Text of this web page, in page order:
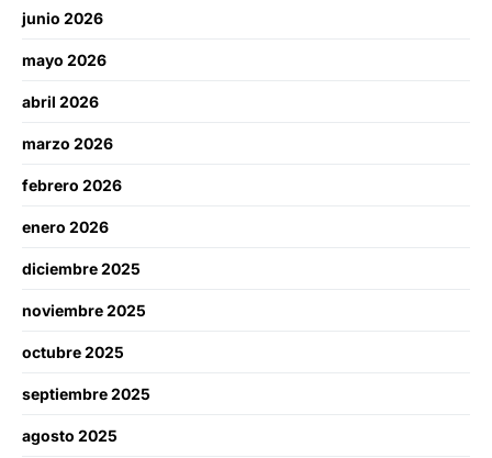
junio 2026
mayo 2026
abril 2026
marzo 2026
febrero 2026
enero 2026
diciembre 2025
noviembre 2025
octubre 2025
septiembre 2025
agosto 2025